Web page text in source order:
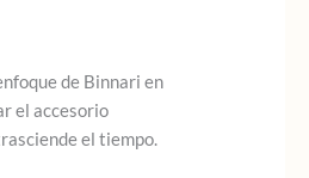
de Binnari en
el accesorio
el tiempo.